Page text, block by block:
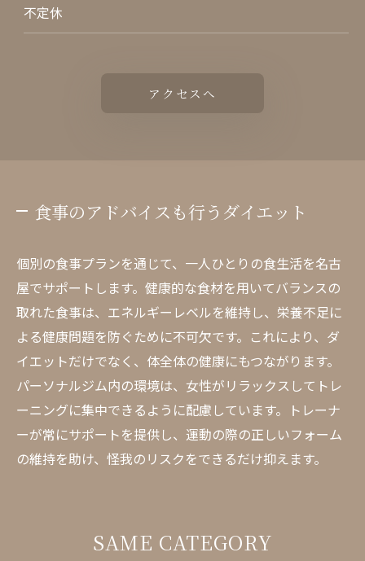
不定休
アクセスへ
食事のアドバイスも行うダイエット
個別の食事プランを通じて、一人ひとりの食生活を名古
屋でサポートします。健康的な食材を用いてバランスの
取れた食事は、エネルギーレベルを維持し、栄養不足に
よる健康問題を防ぐために不可欠です。これにより、ダ
イエットだけでなく、体全体の健康にもつながります。
パーソナルジム内の環境は、女性がリラックスしてトレ
ーニングに集中できるように配慮しています。トレーナ
ーが常にサポートを提供し、運動の際の正しいフォーム
の維持を助け、怪我のリスクをできるだけ抑えます。
SAME CATEGORY